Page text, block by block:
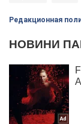
Редакционная